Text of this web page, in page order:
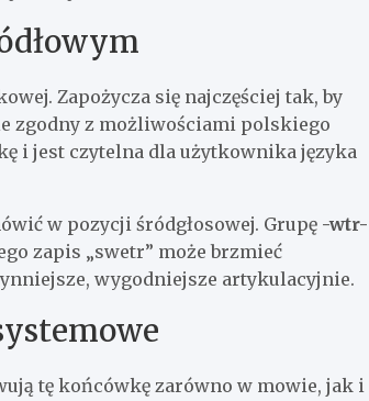
Zapożycza się najczęściej tak, by
zgodny z możliwościami polskiego
i jest czytelna dla użytkownika języka
w pozycji śródgłosowej. Grupę -wtr-
zapis „swetr” może brzmieć
wygodniejsze artykulacyjnie.
tę końcówkę zarówno w mowie, jak i